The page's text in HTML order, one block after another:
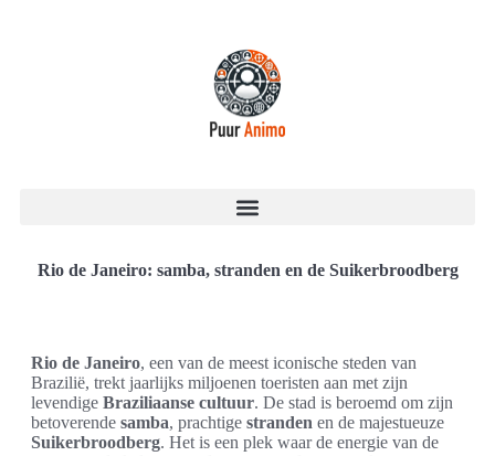
Rio de Janeiro: samba, stranden en de Suikerbroodberg
Rio de Janeiro, een van de meest iconische steden van
Brazilië, trekt jaarlijks miljoenen toeristen aan met zijn
levendige Braziliaanse cultuur. De stad is beroemd om zijn
betoverende samba, prachtige stranden en de majestueuze
Suikerbroodberg. Het is een plek waar de energie van de